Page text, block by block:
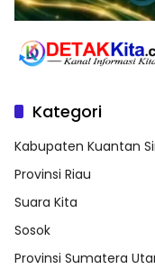
Kategori
Kabupaten Kuantan
Provinsi Riau
Suara Kita
Sosok
Provinsi Sumatera